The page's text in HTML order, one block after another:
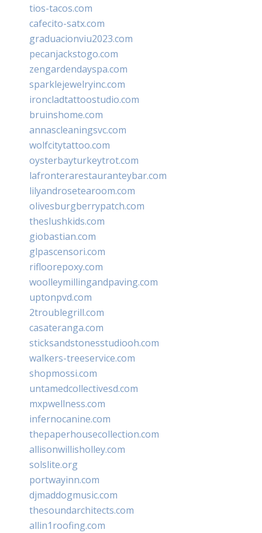
tios-tacos.com
cafecito-satx.com
graduacionviu2023.com
pecanjackstogo.com
zengardendayspa.com
sparklejewelryinc.com
ironcladtattoostudio.com
bruinshome.com
annascleaningsvc.com
wolfcitytattoo.com
oysterbayturkeytrot.com
lafronterarestauranteybar.com
lilyandrosetearoom.com
olivesburgberrypatch.com
theslushkids.com
giobastian.com
glpascensori.com
rifloorepoxy.com
woolleymillingandpaving.com
uptonpvd.com
2troublegrill.com
casateranga.com
sticksandstonesstudiooh.com
walkers-treeservice.com
shopmossi.com
untamedcollectivesd.com
mxpwellness.com
infernocanine.com
thepaperhousecollection.com
allisonwillisholley.com
solslite.org
portwayinn.com
djmaddogmusic.com
thesoundarchitects.com
allin1roofing.com